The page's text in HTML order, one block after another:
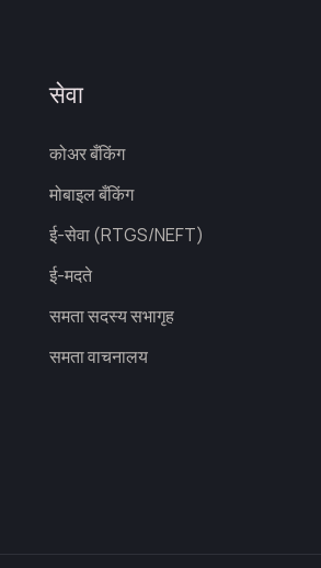
सेवा
कोअर बँकिंग
मोबाइल बँकिंग
ई-सेवा (RTGS/NEFT)
ई-मदते
समता सदस्य सभागृह
समता वाचनालय